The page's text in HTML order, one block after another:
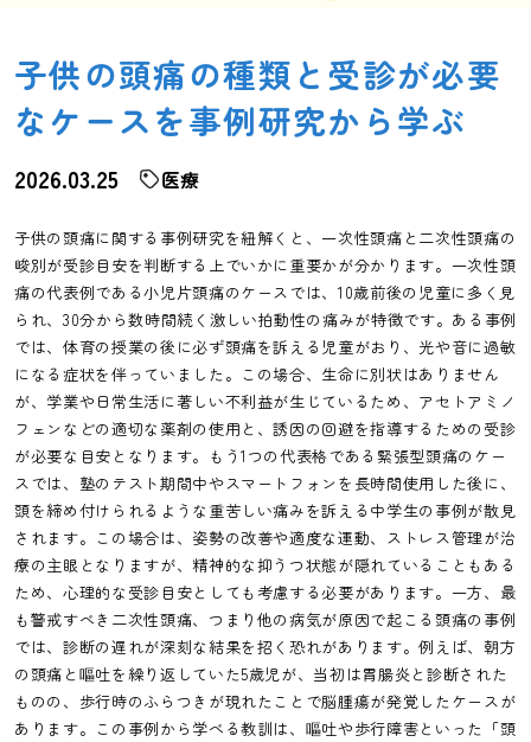
子供の頭痛の種類と受診が必要
なケースを事例研究から学ぶ
2026.03.25 医療
子供の頭痛に関する事例研究を紐解くと、一次性頭痛と二次性頭痛の
峻別が受診目安を判断する上でいかに重要かが分かります。一次性頭
痛の代表例である小児片頭痛のケースでは、10歳前後の児童に多く見
られ、30分から数時間続く激しい拍動性の痛みが特徴です。ある事例
では、体育の授業の後に必ず頭痛を訴える児童がおり、光や音に過敏
になる症状を伴っていました。この場合、生命に別状はありません
が、学業や日常生活に著しい不利益が生じているため、アセトアミノ
フェンなどの適切な薬剤の使用と、誘因の回避を指導するための受診
が必要な目安となります。もう1つの代表格である緊張型頭痛のケー
スでは、塾のテスト期間中やスマートフォンを長時間使用した後に、
頭を締め付けられるような重苦しい痛みを訴える中学生の事例が散見
されます。この場合は、姿勢の改善や適度な運動、ストレス管理が治
療の主眼となりますが、精神的な抑うつ状態が隠れていることもある
ため、心理的な受診目安としても考慮する必要があります。一方、最
も警戒すべき二次性頭痛、つまり他の病気が原因で起こる頭痛の事例
では、診断の遅れが深刻な結果を招く恐れがあります。例えば、朝方
の頭痛と嘔吐を繰り返していた5歳児が、当初は胃腸炎と診断された
ものの、歩行時のふらつきが現れたことで脳腫瘍が発覚したケースが
あります。この事例から学べる教訓は、嘔吐や歩行障害といった「頭